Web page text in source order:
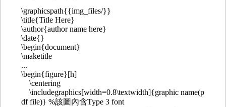
\graphicspath{{img_files/}}
\title{Title Here}
\author{author name here}
\date{}
\begin{document}
\maketitle
...
\begin{figure}[h]
\centering
\includegraphics[width=0.8\textwidth]{graphic name(p
df file)} %該圖內含Type 3 font